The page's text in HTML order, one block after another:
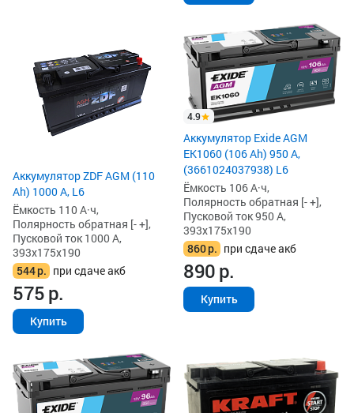
Аккумулятор ZDF AGM (110
Ah) 1000 А, L6
Ёмкость 110 А·ч,
Полярность обратная [- +],
Пусковой ток 1000 А,
393x175x190
544р. при сдаче акб
575р.
Купить
4.9
Аккумулятор Exide AGM
EK1060 (106 Ah) 950 А,
(3661024037938) L6
Ёмкость 106 А·ч,
Полярность обратная [- +],
Пусковой ток 950 А,
393x175x190
860р. при сдаче акб
890р.
Купить